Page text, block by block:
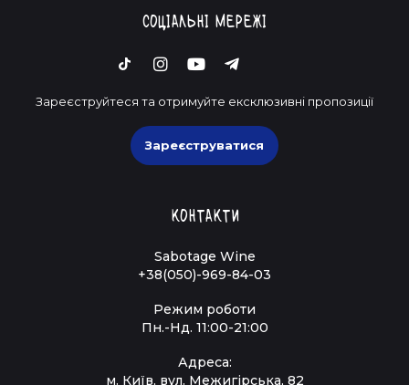
Соціальні мережі
Зареєструйтеся та отримуйте ексклюзивні пропозиції
Зареєструватися
Контакти
Sabotage Wine
+38(050)-969-84-03
Режим роботи
Пн.-Нд. 11:00-21:00
Адреса:
м. Київ, вул. Межигірська, 82